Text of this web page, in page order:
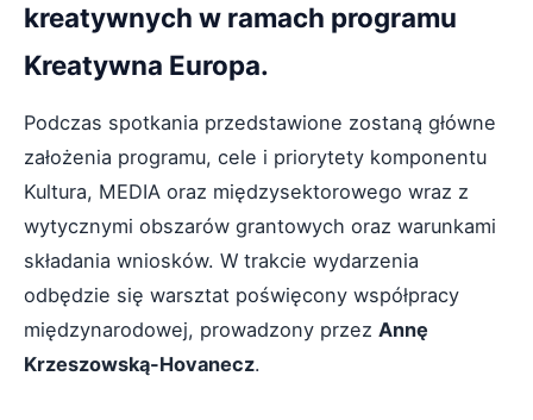
kreatywnych w ramach programu
Kreatywna Europa.
Podczas spotkania przedstawione zostaną główne
założenia programu, cele i priorytety komponentu
Kultura, MEDIA oraz międzysektorowego wraz z
wytycznymi obszarów grantowych oraz warunkami
składania wniosków. W trakcie wydarzenia
odbędzie się warsztat poświęcony współpracy
międzynarodowej, prowadzony przez Annę
Krzeszowską-Hovanecz.